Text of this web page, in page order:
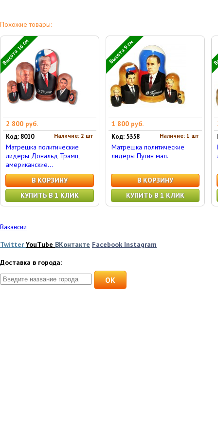
Похожие товары:
Высота 16 см
2 800 руб.
Наличие: 2 шт
Код: 8010
Матрешка политические
лидеры Дональд Трамп,
американские...
В КОРЗИНУ
КУПИТЬ В 1 КЛИК
Высота 9 см
1 800 руб.
Наличие: 1 шт
Код: 5358
Матрешка политические
лидеры Путин мал.
В КОРЗИНУ
КУПИТЬ В 1 КЛИК
Вакансии
Twitter YouTube ВКонтакте Facebook Instagram
Доставка в города:
OK